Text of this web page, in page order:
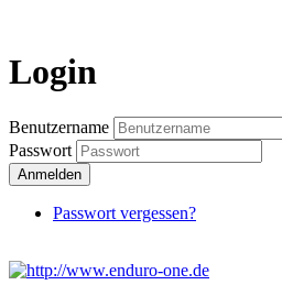
Login
Benutzername
Passwort
Anmelden
Passwort vergessen?